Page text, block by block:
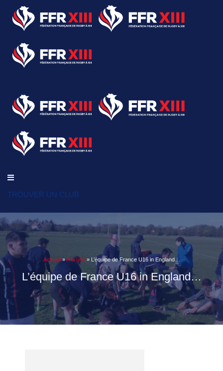
TROUVER UN CLUB
Accueil»A la une» L’équipe de France U16 in England…
L’équipe de France U16 in England…